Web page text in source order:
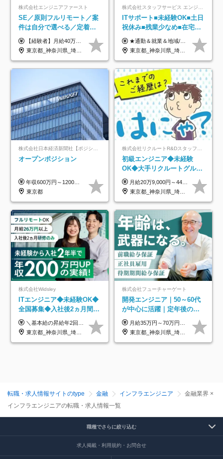
株式会社エンジニアファースト
SE／原則フルリモート／案
件は自分で選べる／定着率
93%／20～30代活躍中！
【経験者】月給40万円～120万円(固定残業代含む)+各種手当 ★前職給与の総収入額を100％保証｜還元率84％〜100％ ★20代の平均年収570万円 ※月給には、みなし残業手当(月30時間／5万8000円以上)を含みます 超過分は別途追加支給 ※固定残業代は、時間外労働の有無に関わらず30時間分を、月5万8000円~15万7000円支給 ※上記を超える時間外労働分は追加で支給 【未経験者】月給21万円以上＋各種手当 固定残業なし(残業代発生分全額支給) ※6ヶ月の試用期間あり（※条件に変動なし） ▼単価連動性×還元率は84％～100％で収入の大幅UPが可能！ ・案件単価が月50万円の場合：年収417万円 ・案件単価が月70万円の場合：年収584万円 ・案件単価が月100万円の場合：年収834万円 ＜モデル年収＞ ▼400万円～500万円(入社初年度) ▼542万円～626万円(入社2年) ▼667万円～700万円(入社3年） ▼709万円～801万円(入社5年）
東京都_神奈川県_埼玉県_千葉県_大阪府_愛知県_北海道_青森県_岩手県_宮城県_秋田県_山形県_福島県_茨城県_栃木県_群馬県_新潟県_山梨県_長野県_富山県_石川県_福井県_静岡県_岐阜県_三重県_兵庫県_京都府_滋賀県_奈良県_和歌山県_広島県_岡山県_鳥取県_島根県_山口県_徳島県_香川県_愛媛県_高知県_福岡県_熊本県_佐賀県_長崎県_大分県_宮崎県_鹿児島県_沖縄県
株式会社スタッフサービス エンジニアリング事業本部
ITサポート■未経験OK■土日
祝休み■残業少なめ■在宅実
績あり■約900種類のスキル
アップ講座あり■全国募集
★通勤＆就業＆地域/住宅＆役職手当あり ★残業代は全額支給 ★選べる給与制度あり！ ■東京・神奈川・千葉・埼玉勤務の場合 月給24.5万円～55万円＋諸手当 （残業代は全額支給） (20,000円の地域/住宅手当込み) ■愛知・京都・大阪・兵庫勤務の場合 月給24万円以上＋諸手当 （残業代は全額支給） (15,000円の地域/住宅手当込み) ■茨城・栃木・群馬・静岡・三重・滋賀・広島・福岡勤務の場合 月給23.5万円以上＋諸手当 （残業代は全額支給） (10,000円の地域/住宅手当込み) ■北海道・宮城・山梨・長野・岐阜・奈良・和歌山・岡山勤務の場合 月給23万円以上＋諸手当 （残業代は全額支給） (5,000円の地域/住宅手当込み) ■その他のエリア勤務の場合 月給22.5万円以上＋諸手当 （残業代は全額支給） ※経験や能力を考慮し、当社規定により優遇します 【昇給：年一回実施】 【選べる給与制度】 ★収入を重視する方に… 「変動型人事制度」の選択も可能（派遣先からの評価に応じて収入アップ！） ※年2回のタイミングで希望者と面談の上決定します。
東京都_神奈川県_埼玉県_千葉県_大阪府_愛知県_北海道_岩手県_宮城県_山形県_福島県_茨城県_栃木県_群馬県_山梨県_長野県_富山県_石川県_静岡県_岐阜県_三重県_兵庫県_京都府_滋賀県_奈良県_広島県_岡山県_山口県_愛媛県_福岡県_熊本県_長崎県
オープンポジション
年収600万円～1200万円 ※上記年収は、想定年収です。住居費補助、子手当などの各種手当を含む金額です。 ※経験・能力等を考慮の上、当社規定により決定します。
東京都
初級エンジニア◆未経験
OK◆大手リクルートグルー
プ正社員◆独自の教育体制
◆住宅手当制度あり/s
月給20万9,000円～44万円 ※試用期間6カ月あり（期間中の待遇に変更なし） ※経験・能力・前給を考慮の上、決定いたします ※時間外手当100％支給 ※派遣就業先が変更となる場合には、就業規則、労使協定等に基づき賃金が変更となる可能性があります
東京都_神奈川県_埼玉県_千葉県_大阪府_愛知県_青森県_岩手県_宮城県_秋田県_山形県_福島県_茨城県_栃木県_群馬県_山梨県_長野県_福井県_静岡県_岐阜県_三重県_兵庫県_京都府_滋賀県_奈良県_広島県_岡山県_山口県_香川県_福岡県_熊本県_佐賀県_長崎県_大分県_宮崎県_鹿児島県
株式会社Widsley
ITエンジニア◆未経験OK◆
全国募集◆入社後2ヵ月間は
研修のみ◆フルリモート
OK◆残業月3h◆服装髪型自
＼基本給の昇給年2回＆プロジェクト手当による昇給年12回！！／ 【経験者の場合】 月給33万円～70万円＋プロジェクト手当＋資格手当 ★スキルや経験を考慮の上、優遇します ★上記給与には固定残業代20時間分(月4万3883円～)を含みます。残業が超過した場合は、追加支給します(残業は月平均3時間とほぼ発生しません。残業がなくても、固定残業代は支給されます) ★試用期間中も、月給や福利厚生等は同じです ---------- 【未経験者の場合】 月給26万円～50万円＋プロジェクト手当＋資格手当 ★スキルや経験を考慮の上、優遇します ★上記給与には固定残業代20時間分(月3万719円～)を含みます。残業が超過した場合は、追加支給します(残業は月平均3時間とほぼ発生しません。残業がなくても、固定残業代は支給されます) ★試用期間6ヵ月あり ・1ヶ月目～：月給23万円～ ・2ヶ月目～6ヶ月目：月給23万円～＋プロジェクト手当1～3万円 （上記給与にはそれぞれ固定残業代20時間分(月3万719円～)を含み、超過した場合は追加支給します。） ---------- 【プロジェクト手当について】 参画するプロジェクトの単価に応じて毎月の歩合給を支給します 業界内でもトップクラスの高還元です！
東京都_神奈川県_埼玉県_千葉県_大阪府_愛知県_北海道_青森県_岩手県_宮城県_秋田県_山形県_福島県_茨城県_栃木県_群馬県_新潟県_山梨県_長野県_富山県_石川県_福井県_静岡県_岐阜県_三重県_兵庫県_京都府_滋賀県_奈良県_和歌山県_広島県_岡山県_鳥取県_島根県_山口県_徳島県_香川県_愛媛県_高知県_福岡県_熊本県_佐賀県_長崎県_大分県_宮崎県_鹿児島県_沖縄県
株式会社フューチャーゲート
開発エンジニア｜50～60代
が中心に活躍｜定年後の給
与減ナシ｜年収50万円アッ
プ実績／昇給率92％（直近3
年）
月給35万円～70万円（固定残業代30時間分63,869円～を含む）+賞与年1回 ※30時間を超える分は別途支給します ●これまでのご経験・スキル・前職給与をできる限り考慮します ●待機期間も給与を100％支給します ●試用期間中も給与や福利厚生は同じです ≪年収を維持しながら長く働けます！≫ 一般的な企業では55歳や60歳を機に年収が下がりますが、 当社は役職などではなく「スキルや経験」で評価。 エンジニアとして長く働きながら あなたにふさわしい年収を維持できます！
東京都_神奈川県_埼玉県_千葉県
転職・求人情報サイトのtype 金融 インフラエンジニア
金融業界 ×
インフラエンジニアの転職・求人情報一覧
職種でさらに絞り込む
求人掲載・利用規約・お問合せ